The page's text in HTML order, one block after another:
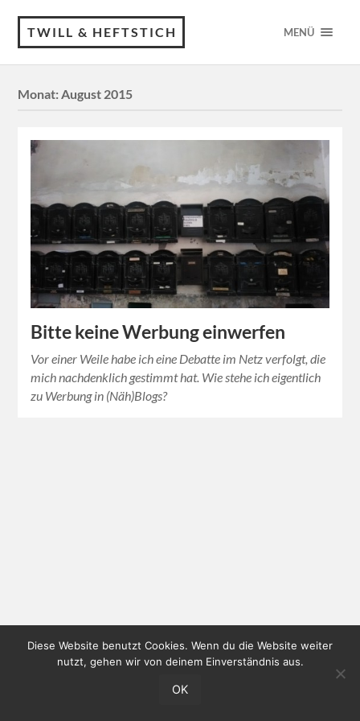
TWILL & HEFTSTICH MENÜ
Monat:August 2015
Bitte keine Werbung einwerfen
Vor einer Weile habe ich eine Debatte im Netz verfolgt, die
mich nachdenklich gestimmt hat. Wie stehe ich eigentlich
zu Werbung in (Näh)Blogs?
Diese Website benutzt Cookies. Wenn du die Website weiter
nutzt, gehen wir von deinem Einverständnis aus.
OK